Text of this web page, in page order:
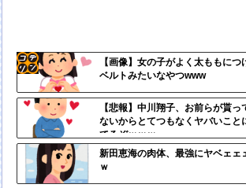
【画像】女の子がよく太ももにつ
ベルトみたいなやつwww
【悲報】中川翔子、お前らが貰っ
ないからとてつもなくヤバいこと
てるぞｗｗｗ
新田恵海の肉体、最強にヤベェェ
ｗ
リン
定リ
ンク